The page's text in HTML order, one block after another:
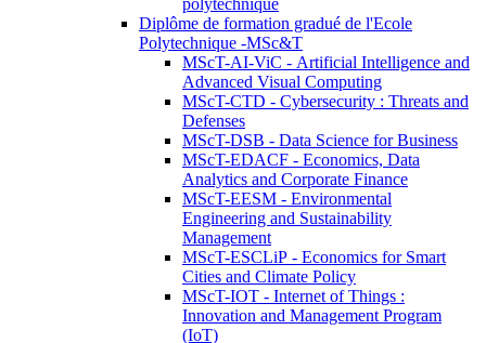
polytechnique
Diplôme de formation gradué de l'Ecole
Polytechnique -MSc&T
MScT-AI-ViC - Artificial Intelligence and
Advanced Visual Computing
MScT-CTD - Cybersecurity : Threats and
Defenses
MScT-DSB - Data Science for Business
MScT-EDACF - Economics, Data
Analytics and Corporate Finance
MScT-EESM - Environmental
Engineering and Sustainability
Management
MScT-ESCLiP - Economics for Smart
Cities and Climate Policy
MScT-IOT - Internet of Things :
Innovation and Management Program
(IoT)